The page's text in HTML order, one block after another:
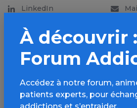
LinkedIn
SMS
À découvrir
Forum
Accédez à notre forum,
patients experts, pour
addictions et s’entraider.